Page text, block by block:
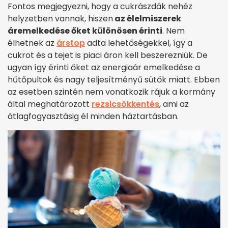
Fontos megjegyezni, hogy a cukrászdák nehéz
helyzetben vannak, hiszenaz élelmiszerek
áremelkedése őket különösen érinti. Nem
élhetnek az árstopadta lehetőségekkel, így a
cukrot és a tejet is piaci áron kell beszerezniük. De
ugyan így érinti őket az energiaár emelkedése a
hűtőpultok és nagy teljesítményű sütők miatt. Ebben
az esetben szintén nem vonatkozik rájuk a kormány
által meghatározott rezsicsökkentés, ami az
átlagfogyasztásig él minden háztartásban.